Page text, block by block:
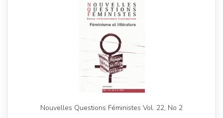
Nouvelles Questions Féministes Vol. 22, No 2